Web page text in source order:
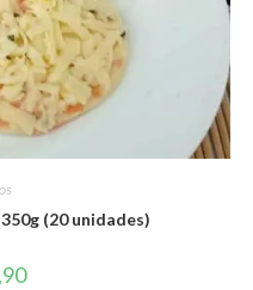
(20 unidades)